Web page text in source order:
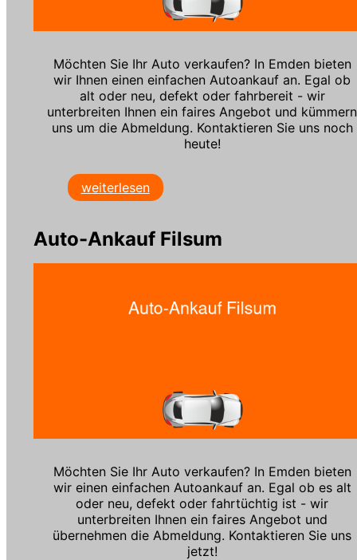
Möchten Sie Ihr Auto verkaufen? In Emden bieten
wir Ihnen einen einfachen Autoankauf an. Egal ob
alt oder neu, defekt oder fahrbereit - wir
unterbreiten Ihnen ein faires Angebot und kümmern
uns um die Abmeldung. Kontaktieren Sie uns noch
heute!
weiterlesen
Auto-Ankauf Filsum
Möchten Sie Ihr Auto verkaufen? In Emden bieten
wir einen einfachen Autoankauf an. Egal ob es alt
oder neu, defekt oder fahrtüchtig ist - wir
unterbreiten Ihnen ein faires Angebot und
übernehmen die Abmeldung. Kontaktieren Sie uns
jetzt!